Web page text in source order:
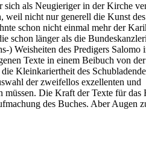
als Neugieriger in der Kirche
weil nicht nur generell die Kunst des
schon nicht einmal mehr der
schon länger als die
) Weisheiten des Predigers Salomo
Texte in einem Beibuch von der
Kleinkariertheit des
der zweifellos exzellenten und
müssen. Die Kraft der Texte für das
des Buches. Aber Augen